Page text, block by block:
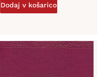
Dodaj v košarico